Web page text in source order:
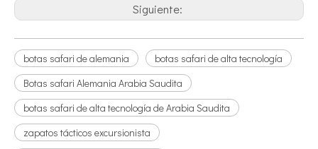
Siguiente:
botas safari de alemania
botas safari de alta tecnología
Botas safari Alemania Arabia Saudita
botas safari de alta tecnología de Arabia Saudita
zapatos tácticos excursionista